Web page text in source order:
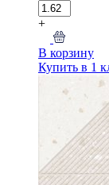
+
В корзину
Купить в 1